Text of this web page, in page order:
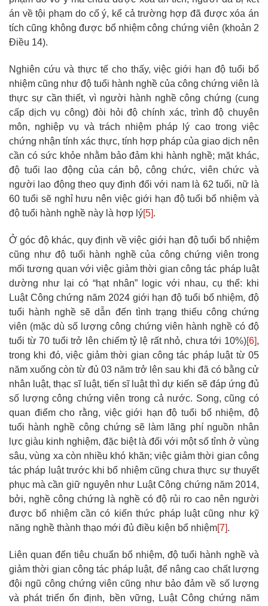
án về tội phạm do cố ý, kể cả trường hợp đã được xóa án
tích cũng không được bổ nhiệm công chứng viên (khoản 2
Điều 14).
Nghiên cứu và thực tế cho thấy, việc giới hạn độ tuổi bổ
nhiệm cũng như độ tuổi hành nghề của công chứng viên là
thực sự cần thiết, vì người hành nghề công chứng (cung
cấp dịch vụ công) đòi hỏi độ chính xác, trình độ chuyên
môn, nghiệp vụ và trách nhiệm pháp lý cao trong việc
chứng nhận tính xác thực, tính hợp pháp của giao dịch nên
cần có sức khỏe nhằm bảo đảm khi hành nghề; mặt khác,
độ tuổi lao động của cán bộ, công chức, viên chức và
người lao động theo quy định đối với nam là 62 tuổi, nữ là
60 tuổi sẽ nghỉ hưu nên việc giới hạn độ tuổi bổ nhiệm và
độ tuổi hành nghề này là hợp lý[5].
Ở góc độ khác, quy định về việc giới hạn độ tuổi bổ nhiệm
cũng như độ tuổi hành nghề của công chứng viên trong
mối tương quan với việc giảm thời gian công tác pháp luật
dường như lại có “hạt nhân” logic với nhau, cụ thể: khi
Luật Công chứng năm 2024 giới hạn độ tuổi bổ nhiệm, độ
tuổi hành nghề sẽ dẫn đến tình trạng thiếu công chứng
viên (mặc dù số lượng công chứng viên hành nghề có độ
tuổi từ 70 tuổi trở lên chiếm tỷ lệ rất nhỏ, chưa tới 10%)[6],
trong khi đó, việc giảm thời gian công tác pháp luật từ 05
năm xuống còn từ đủ 03 năm trở lên sau khi đã có bằng cử
nhân luật, thạc sĩ luật, tiến sĩ luật thì dự kiến sẽ đáp ứng đủ
số lượng công chứng viên trong cả nước. Song, cũng có
quan điểm cho rằng, việc giới hạn độ tuổi bổ nhiệm, độ
tuổi hành nghề công chứng sẽ làm lãng phí nguồn nhân
lực giàu kinh nghiệm, đặc biệt là đối với một số tỉnh ở vùng
sâu, vùng xa còn nhiều khó khăn; việc giảm thời gian công
tác pháp luật trước khi bổ nhiệm cũng chưa thực sự thuyết
phục mà cần giữ nguyên như Luật Công chứng năm 2014,
bởi, nghề công chứng là nghề có độ rủi ro cao nên người
được bổ nhiệm cần có kiến thức pháp luật cũng như kỹ
năng nghề thành thạo mới đủ điều kiện bổ nhiệm[7].
Liên quan đến tiêu chuẩn bổ nhiệm, độ tuổi hành nghề và
giảm thời gian công tác pháp luật, để nâng cao chất lượng
đội ngũ công chứng viên cũng như bảo đảm về số lượng
và phát triển ổn định, bền vững, Luật Công chứng năm